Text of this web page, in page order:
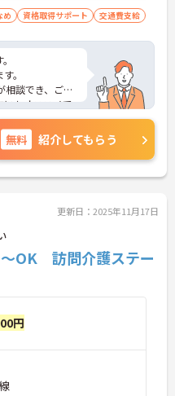
め 資格取得サポート 交通費支給
。
相談でき、ご家
にもオススメで
で、通勤にも
トなど、さら
軽にご相談くだ
無料 紹介してもらう
更新日：2025年11月17日
～OK 訪問介護ステー
円